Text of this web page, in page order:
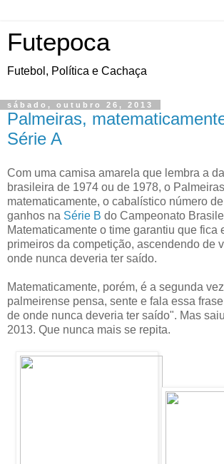
Futepoca
Futebol, Política e Cachaça
sábado, outubro 26, 2013
Palmeiras,
Série A
Com uma camisa amarela que lembra a
brasileira de 1974 ou de 1978, o
matematicamente, o cabalístico número
ganhos na Série B do Campeonato
Matematicamente o time garantiu que fica
primeiros da competição, ascendendo de
onde nunca deveria ter saído.
Matematicamente, porém, é a segunda
palmeirense pensa, sente e fala essa
de onde nunca deveria ter saído". Mas
2013. Que nunca mais se repita.